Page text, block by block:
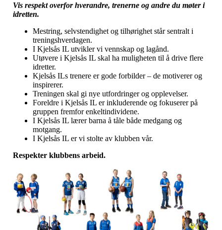
Vis respekt overfor hverandre, trenerne og andre du møter i
idretten.
Mestring, selvstendighet og tilhørighet står sentralt i
treningshverdagen.
I Kjelsås IL utvikler vi vennskap og lagånd.
Utøvere i Kjelsås IL skal ha muligheten til å drive flere
idretter.
Kjelsås ILs trenere er gode forbilder – de motiverer og
inspirerer.
Treningen skal gi nye utfordringer og opplevelser.
Foreldre i Kjelsås IL er inkluderende og fokuserer på
gruppen fremfor enkeltindividene.
I Kjelsås IL lærer barna å tåle både medgang og
motgang.
I Kjelsås IL er vi stolte av klubben vår.
Respekter klubbens arbeid.